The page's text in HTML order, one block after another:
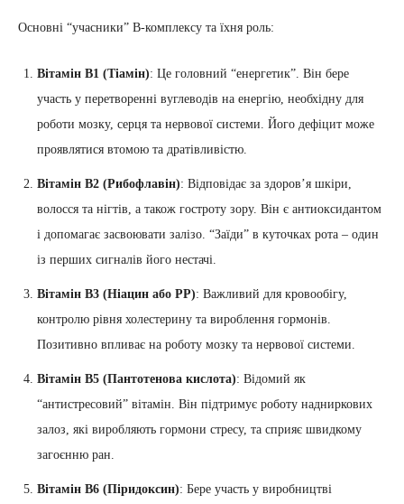
Основні “учасники” В-комплексу та їхня роль:
Вітамін В1 (Тіамін): Це головний “енергетик”. Він бере
участь у перетворенні вуглеводів на енергію, необхідну для
роботи мозку, серця та нервової системи. Його дефіцит може
проявлятися втомою та дратівливістю.
Вітамін В2 (Рибофлавін): Відповідає за здоров’я шкіри,
волосся та нігтів, а також гостроту зору. Він є антиоксидантом
і допомагає засвоювати залізо. “Заїди” в куточках рота – один
із перших сигналів його нестачі.
Вітамін В3 (Ніацин або РР): Важливий для кровообігу,
контролю рівня холестерину та вироблення гормонів.
Позитивно впливає на роботу мозку та нервової системи.
Вітамін В5 (Пантотенова кислота): Відомий як
“антистресовий” вітамін. Він підтримує роботу надниркових
залоз, які виробляють гормони стресу, та сприяє швидкому
загоєнню ран.
Вітамін В6 (Піридоксин): Бере участь у виробництві